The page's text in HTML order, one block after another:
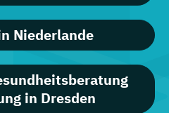
Niederlande
in Dresden